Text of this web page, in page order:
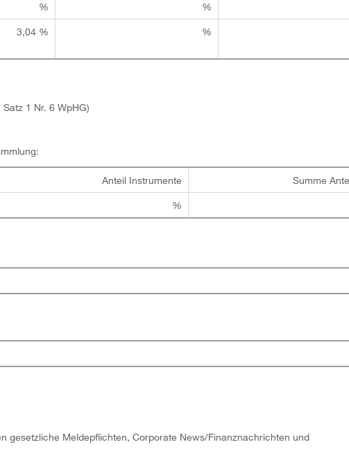
% %
3,04 % %
1 Nr. 6 WpHG)
Anteil Instrumente Summe
%
gesetzliche Meldepflichten, Corporate News/Finanznachrichten und